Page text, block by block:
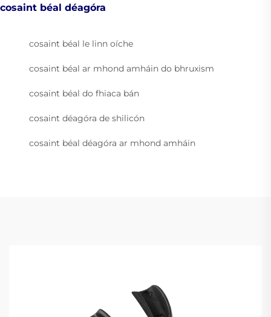
cosaint béal déagóra
cosaint béal le linn oíche
cosaint béal ar mhond amháin do bhruxism
cosaint béal do fhiaca bán
cosaint déagóra de shilicón
cosaint béal déagóra ar mhond amháin